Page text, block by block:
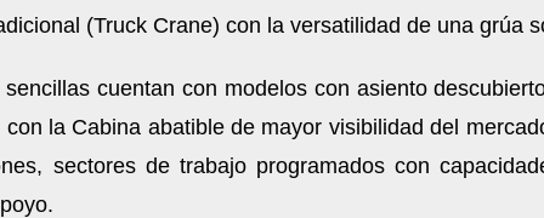
(Truck Crane) con la versatilidad de una grúa
cuentan con modelos con asiento
la Cabina abatible de mayor visibilidad del
sectores de trabajo programados con